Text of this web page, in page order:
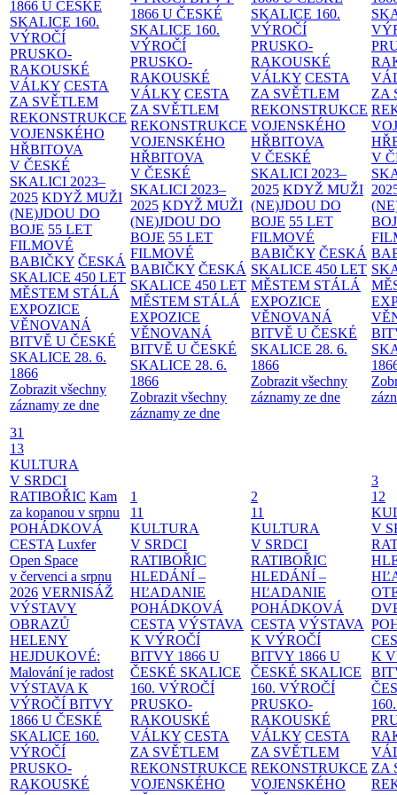
1866 U ČESKÉ
SKALICE 160.
VÝROČÍ
PRUSKO-
RAKOUSKÉ
VÁLKY CESTA
ZA SVĚTLEM
REKONSTRUKCE
VOJENSKÉHO
HŘBITOVA
V ČESKÉ
SKALICI 2023–
2025 KDYŽ MUŽI
(NE)JDOU DO
BOJE 55 LET
FILMOVÉ
BABIČKY ČESKÁ
SKALICE 450 LET
MĚSTEM STÁLÁ
EXPOZICE
VĚNOVANÁ
BITVĚ U ČESKÉ
SKALICE 28. 6.
1866
Zobrazit všechny
záznamy ze dne
1866 U ČESKÉ
SKALICE 160.
VÝROČÍ
PRUSKO-
RAKOUSKÉ
VÁLKY CESTA
ZA SVĚTLEM
REKONSTRUKCE
VOJENSKÉHO
HŘBITOVA
V ČESKÉ
SKALICI 2023–
2025 KDYŽ MUŽI
(NE)JDOU DO
BOJE 55 LET
FILMOVÉ
BABIČKY ČESKÁ
SKALICE 450 LET
MĚSTEM STÁLÁ
EXPOZICE
VĚNOVANÁ
BITVĚ U ČESKÉ
SKALICE 28. 6.
1866
Zobrazit všechny
záznamy ze dne
SKALICE 160.
VÝROČÍ
PRUSKO-
RAKOUSKÉ
VÁLKY CESTA
ZA SVĚTLEM
REKONSTRUKCE
VOJENSKÉHO
HŘBITOVA
V ČESKÉ
SKALICI 2023–
2025 KDYŽ MUŽI
(NE)JDOU DO
BOJE 55 LET
FILMOVÉ
BABIČKY ČESKÁ
SKALICE 450 LET
MĚSTEM STÁLÁ
EXPOZICE
VĚNOVANÁ
BITVĚ U ČESKÉ
SKALICE 28. 6.
1866
Zobrazit všechny
záznamy ze dne
ZA
V
31
13
KULTURA
V SRDCI
RATIBOŘIC Kam
za kopanou v srpnu
POHÁDKOVÁ
CESTA Luxfer
Open Space
v červenci a srpnu
2026 VERNISÁŽ
VÝSTAVY
OBRAZŮ
HELENY
HEJDUKOVÉ:
Malování je radost
VÝSTAVA K
VÝROČÍ BITVY
1866 U ČESKÉ
SKALICE 160.
VÝROČÍ
PRUSKO-
RAKOUSKÉ
1
11
KULTURA
V SRDCI
RATIBOŘIC
HLEDÁNÍ –
HĽADANIE
POHÁDKOVÁ
CESTA VÝSTAVA
K VÝROČÍ
BITVY 1866 U
ČESKÉ SKALICE
160. VÝROČÍ
PRUSKO-
RAKOUSKÉ
VÁLKY CESTA
ZA SVĚTLEM
REKONSTRUKCE
VOJENSKÉHO
2
11
KULTURA
V SRDCI
RATIBOŘIC
HLEDÁNÍ –
HĽADANIE
POHÁDKOVÁ
CESTA VÝSTAVA
K VÝROČÍ
BITVY 1866 U
ČESKÉ SKALICE
160. VÝROČÍ
PRUSKO-
RAKOUSKÉ
VÁLKY CESTA
ZA SVĚTLEM
REKONSTRUKCE
VOJENSKÉHO
3
12
V
K
ZA